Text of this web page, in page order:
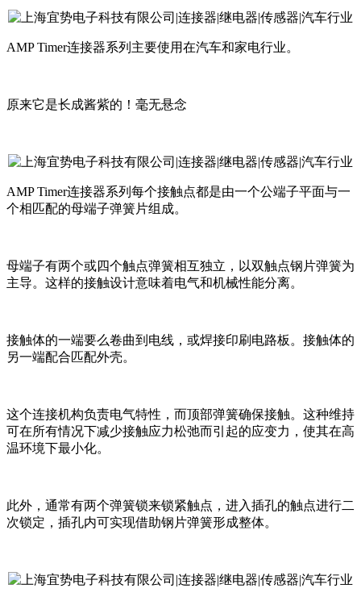
AMP Timer连接器系列主要使用在汽车和家电行业。
原来它是长成酱紫的！毫无悬念
AMP Timer连接器系列每个接触点都是由一个公端子平面与一
个相匹配的母端子弹簧片组成。
母端子有两个或四个触点弹簧相互独立，以双触点钢片弹簧为
主导。这样的接触设计意味着电气和机械性能分离。
接触体的一端要么卷曲到电线，或焊接印刷电路板。接触体的
另一端配合匹配外壳。
这个连接机构负责电气特性，而顶部弹簧确保接触。这种维持
可在所有情况下减少接触应力松弛而引起的应变力，使其在高
温环境下最小化。
此外，通常有两个弹簧锁来锁紧触点，进入插孔的触点进行二
次锁定，插孔内可实现借助钢片弹簧形成整体。